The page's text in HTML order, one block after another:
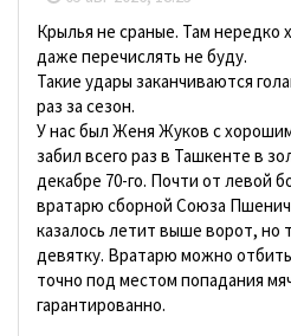
Крылья не сраные. Там нередко
даже перечислять не буду.
Такие удары заканчиваются
раз за сезон.
У нас был Женя Жуков с
забил всего раз в Ташкенте в
декабре 70-го. Почти от левой
вратарю сборной Союза
казалось летит выше ворот, но
девятку. Вратарю можно
точно под местом попадания
гарантированно.